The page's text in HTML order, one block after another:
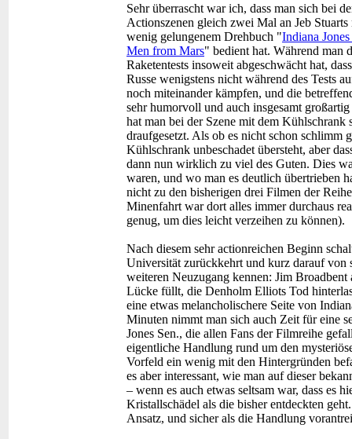
Sehr überrascht war ich, dass man sich bei
Actionszenen gleich zwei Mal an Jeb Stuarts
wenig gelungenem Drehbuch "Indiana
Men from Mars" bedient hat. Während man
Raketentests insoweit abgeschwächt hat,
Russe wenigstens nicht während des Tests
noch miteinander kämpfen, und die
sehr humorvoll und auch insgesamt
hat man bei der Szene mit dem Kühlschrank
draufgesetzt. Als ob es nicht schon schlimm
Kühlschrank unbeschadet übersteht, aber
dann nun wirklich zu viel des Guten. Dies
waren, und wo man es deutlich übertrieben
nicht zu den bisherigen drei Filmen der
Minenfahrt war dort alles immer durchaus
genug, um dies leicht verzeihen zu können).
Nach diesem sehr actionreichen Beginn
Universität zurückkehrt und kurz darauf von
weiteren Neuzugang kennen: Jim
Lücke füllt, die Denholm Elliots Tod
eine etwas melancholischere Seite von
Minuten nimmt man sich auch Zeit für eine
Jones Sen., die allen Fans der Filmreihe
eigentliche Handlung rund um den
Vorfeld ein wenig mit den Hintergründen
es aber interessant, wie man auf dieser
– wenn es auch etwas seltsam war, dass es
Kristallschädel als die bisher entdeckten
Ansatz, und sicher als die Handlung